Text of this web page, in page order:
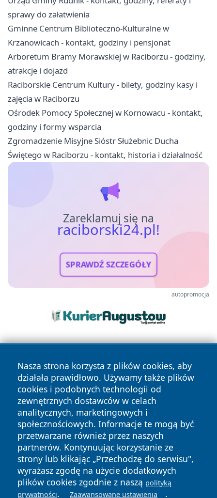
sprawy do załatwienia
Gminne Centrum Biblioteczno-Kulturalne w
Krzanowicach - kontakt, godziny i pensjonat
Arboretum Bramy Morawskiej w Raciborzu - godziny,
atrakcje i dojazd
Raciborskie Centrum Kultury - bilety, godziny kasy i
zajęcia w Raciborzu
Ośrodek Pomocy Społecznej w Kornowacu - kontakt,
godziny i formy wsparcia
Zgromadzenie Misyjne Sióstr Służebnic Ducha
Świętego w Raciborzu - kontakt, historia i działalność
Zareklamuj się na
raciborski24.pl!
SPRAWDŹ SZCZEGÓŁY
autopromocja
Nasza strona korzysta z plików cookies, aby
działała prawidłowo. Używamy także plików
cookies i podobnych technologii od
zewnętrznych dostawców w celach
analitycznych, marketingowych i
społecznościowych. Informacje te mogą być
przetwarzane również przez naszych
partnerów. Kontynuując korzystanie ze
strony lub klikając „Przechodzę do serwisu",
wyrażasz zgodę na użycie dodatkowych
plików cookies zgodnie z naszą polityką
prywatności. Zaawansowane ustawienia .
Copyright © 2026 raciborski24.pl Wszystkie prawa
zastrzeżone.
News Autorzy
Polityka
Prywatności
Polityka
Cookies